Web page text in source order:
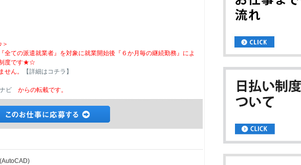
ての派遣就業者』を対象に就業開始後『６か月毎の継続勤務』によ
制度です★☆
ん。
【詳細はコチラ】
ビ からの転載です。